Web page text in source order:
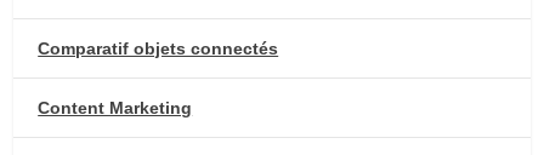
Comparatif objets connectés
Content Marketing